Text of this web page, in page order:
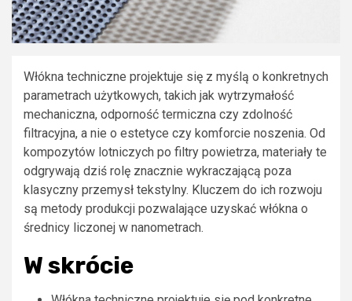
Włókna techniczne projektuje się z myślą o konkretnych
parametrach użytkowych, takich jak wytrzymałość
mechaniczna, odporność termiczna czy zdolność
filtracyjna, a nie o estetyce czy komforcie noszenia. Od
kompozytów lotniczych po filtry powietrza, materiały te
odgrywają dziś rolę znacznie wykraczającą poza
klasyczny przemysł tekstylny. Kluczem do ich rozwoju
są metody produkcji pozwalające uzyskać włókna o
średnicy liczonej w nanometrach.
W skrócie